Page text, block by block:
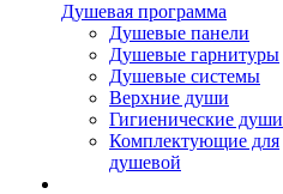
Душевая программа
Душевые панели
Душевые гарнитуры
Душевые системы
Верхние души
Гигиенические души
Комплектующие для
душевой